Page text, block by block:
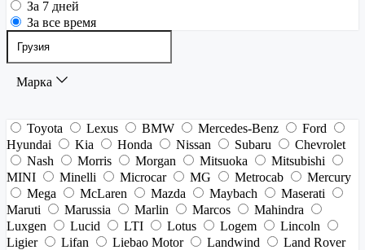
За 7 дней
За все время
Марка
Toyota Lexus BMW Mercedes-Benz
Ford
Hyundai
Kia Honda Nissan Subaru
Chevrolet
Nash
Morris Morgan Mitsuoka
Mitsubishi
MINI
Minelli Microcar MG Metrocab
Mercury
Mega
McLaren Mazda Maybach
Maserati
Maruti
Marussia Marlin Marcos
Mahindra
Luxgen
Lucid LTI Lotus Logem
Lincoln
Ligier
Lifan Liebao Motor Landwind
Land Rover